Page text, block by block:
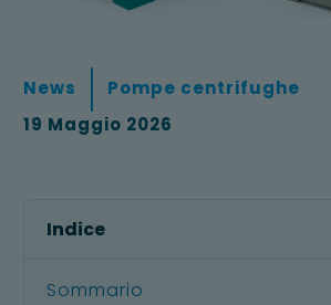
News
Pompe centrifughe
19 Maggio 2026
Indice
Sommario